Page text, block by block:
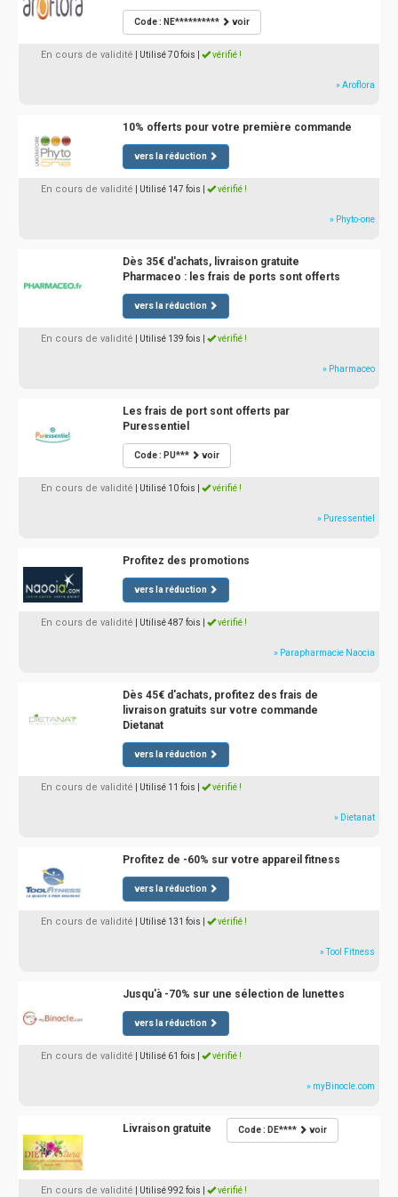
Code : NE********** voir
En cours de validité | Utilisé 70 fois vérifié !
» Aroflora
10% offerts pour votre première commande
vers la réduction
En cours de validité | Utilisé 147 fois vérifié !
» Phyto-one
Dès 35€ d'achats, livraison gratuite
Pharmaceo : les frais de ports sont offerts
vers la réduction
En cours de validité | Utilisé 139 fois vérifié !
» Pharmaceo
Les frais de port sont offerts par
Puressentiel
Code : PU*** voir
En cours de validité | Utilisé 10 fois vérifié !
» Puressentiel
Profitez des promotions
vers la réduction
En cours de validité | Utilisé 487 fois vérifié !
» Parapharmacie Naocia
Dès 45€ d'achats, profitez des frais de
livraison gratuits sur votre commande
Dietanat
vers la réduction
En cours de validité | Utilisé 11 fois vérifié !
» Dietanat
Profitez de -60% sur votre appareil fitness
vers la réduction
En cours de validité | Utilisé 131 fois vérifié !
» Tool Fitness
Jusqu'à -70% sur une sélection de lunettes
vers la réduction
En cours de validité | Utilisé 61 fois vérifié !
» myBinocle.com
Livraison gratuite Code : DE**** voir
En cours de validité | Utilisé 992 fois vérifié !